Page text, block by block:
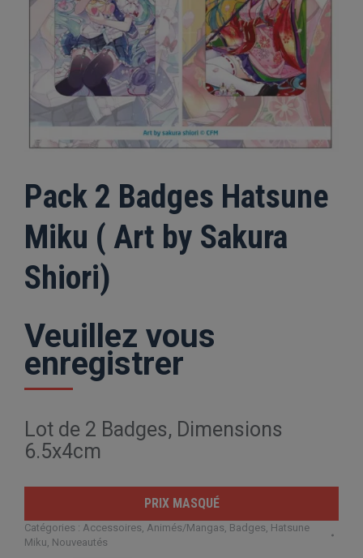
Pack 2 Badges Hatsune
Miku ( Art by Sakura
Shiori)
Veuillez vous
enregistrer
Lot de 2 Badges, Dimensions
6.5x4cm
PRIX MASQUÉ
Catégories : Accessoires, Animés/Mangas, Badges, Hatsune
Miku, Nouveautés